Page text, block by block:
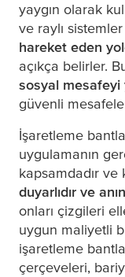
yaygın olarak
ve raylı
hareket eden
açıkça belirler.
sosyal mesafeyi
güvenli
İşaretleme
uygulamanın
kapsamdadır ve
duyarlıdır ve
onları çizgileri
uygun maliyetli
işaretleme
çerçeveleri,